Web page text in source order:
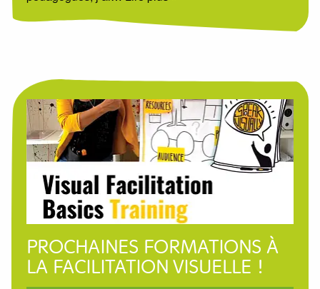
PROCHAINES FORMATIONS À
LA FACILITATION VISUELLE !